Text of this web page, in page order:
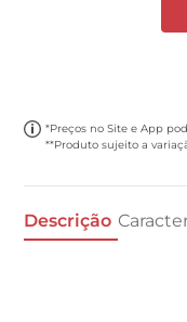
*Preços no Site e App
**Produto sujeito a
Descrição